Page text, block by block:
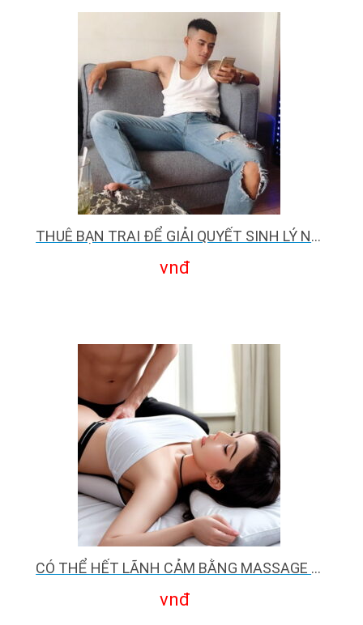
THUÊ BẠN TRAI ĐỂ GIẢI QUYẾT SINH LÝ NỮ: NHỮNG ĐIỀU CẦN BIẾT
vnđ
CÓ THỂ HẾT LÃNH CẢM BẰNG MASSAGE YONI?
vnđ